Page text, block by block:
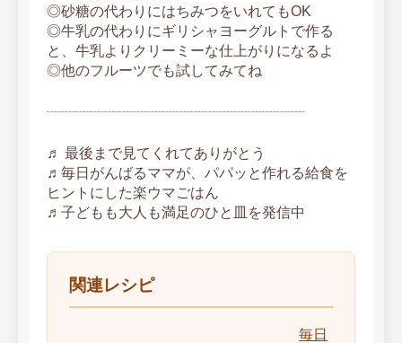
◎砂糖の代わりにはちみつをいれてもOK
◎牛乳の代わりにギリシャヨーグルトで作る
と、牛乳よりクリーミーな仕上がりになるよ
◎他のフルーツでも試してみてね
┈┈┈┈┈┈┈┈┈┈┈┈┈┈┈┈┈┈
♬ 最後まで見てくれてありがとう
♬毎日がんばるママが、パパッと作れる給食を
ヒントにした楽ウマごはん
♬子どもも大人も満足のひと皿を発信中
関連レシピ
毎日